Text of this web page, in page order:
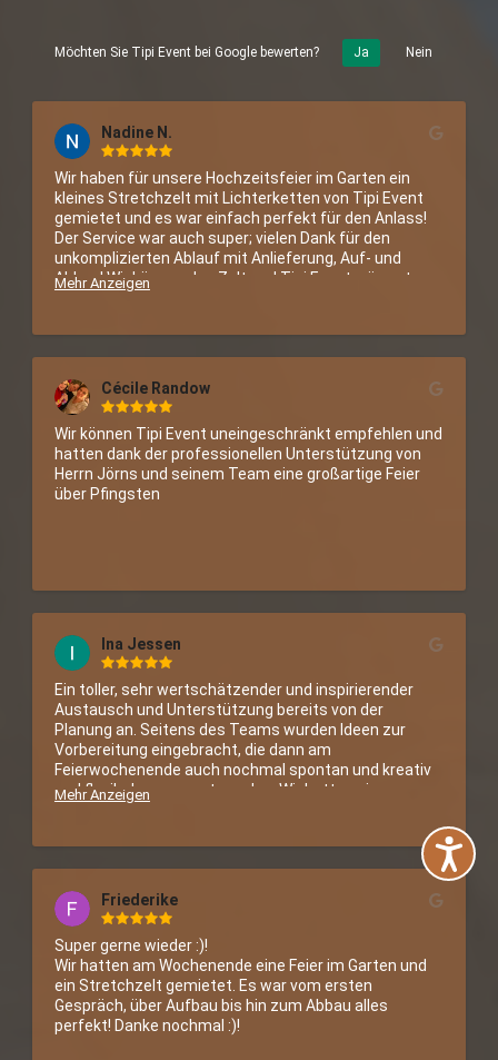
Möchten Sie Tipi Event bei Google bewerten? Ja Nein
Nadine N.
Wir haben für unsere Hochzeitsfeier im Garten ein
kleines Stretchzelt mit Lichterketten von Tipi Event
gemietet und es war einfach perfekt für den Anlass!
Der Service war auch super; vielen Dank für den
unkomplizierten Ablauf mit Anlieferung, Auf- und
Abbau! Wir können das Zelt und Tipi Event wärmstens
Mehr Anzeigen
Cécile Randow
Wir können Tipi Event uneingeschränkt empfehlen und
hatten dank der professionellen Unterstützung von
Herrn Jörns und seinem Team eine großartige Feier
über Pfingsten
Ina Jessen
Ein toller, sehr wertschätzender und inspirierender
Austausch und Unterstützung bereits von der
Planung an. Seitens des Teams wurden Ideen zur
Vorbereitung eingebracht, die dann am
Feierwochenende auch nochmal spontan und kreativ
und flexibel angepasst wurden. Wir hatten ein
früh bis spät in die Nacht hinein immer wieder von
Gästen aufgesucht wurde zum Entspannen, Feiern
und Klönen. Wir empfehlen das Team und ihre Zelte
wärmstens!
Mehr Anzeigen
Friederike
Super gerne wieder :)!
Wir hatten am Wochenende eine Feier im Garten und
ein Stretchzelt gemietet. Es war vom ersten
Gespräch, über Aufbau bis hin zum Abbau alles
perfekt! Danke nochmal :)!